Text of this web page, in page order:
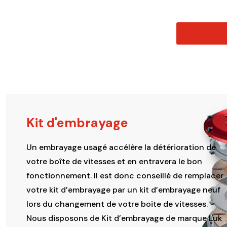
la
Kit d'embrayage
Un embrayage usagé accélère la détérioration de
votre boîte de vitesses et en entravera le bon
fonctionnement. Il est donc conseillé de remplacer
votre kit d’embrayage par un kit d’embrayage neuf
lors du changement de votre boite de vitesses.
Nous disposons de Kit d’embrayage de marque Luk